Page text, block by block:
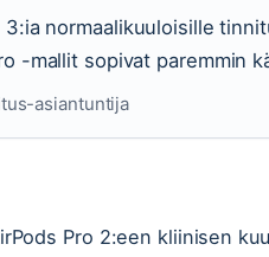
normaalikuuloisille
-mallit sopivat paremmin
asiantuntija
Pro 2:een kliinisen